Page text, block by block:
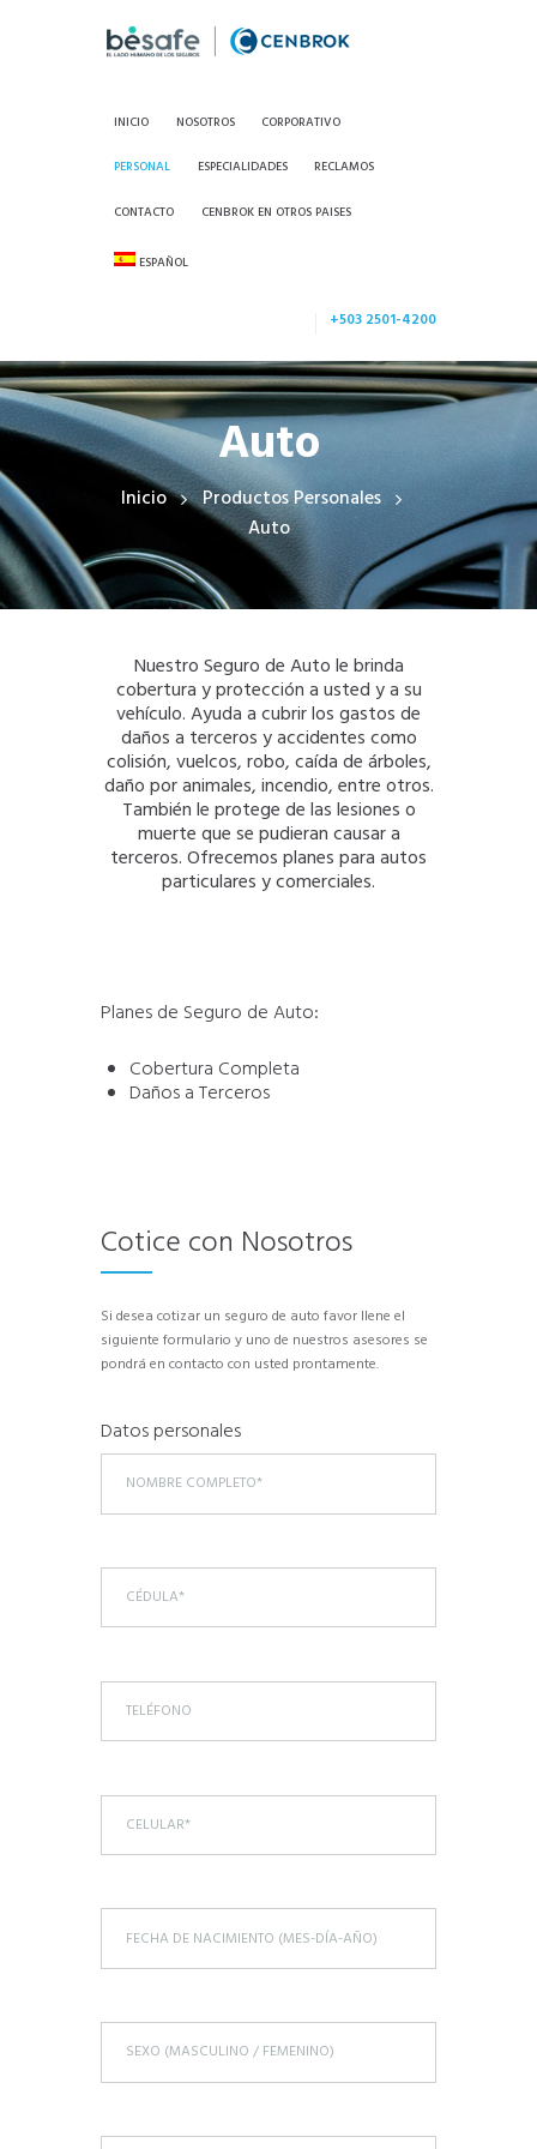
INICIO NOSOTROS CORPORATIVO
PERSONAL ESPECIALIDADES RECLAMOS
CONTACTO CENBROK EN OTROS PAISES
ESPAÑOL
+503 2501-4200
Auto
Inicio
Productos Personales
Auto
Nuestro Seguro de Auto le brinda
cobertura y protección a usted y a su
vehículo. Ayuda a cubrir los gastos de
daños a terceros y accidentes como
colisión, vuelcos, robo, caída de árboles,
daño por animales, incendio, entre otros.
También le protege de las lesiones o
muerte que se pudieran causar a
terceros. Ofrecemos planes para autos
particulares y comerciales.
Planes de Seguro de Auto:
Cobertura Completa
Daños a Terceros
Cotice con Nosotros
Si desea cotizar un seguro de auto favor llene el
siguiente formulario y uno de nuestros asesores se
pondrá en contacto con usted prontamente.
Datos personales